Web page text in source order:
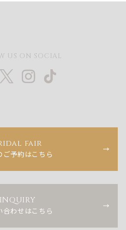
US ON SOCIAL
fair
ご予約はこちら
INQUIRY
合わせはこちら